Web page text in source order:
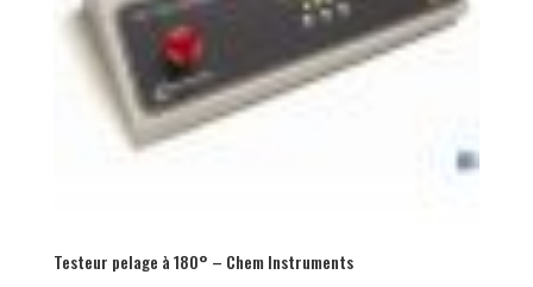
Testeur pelage à 180° – Chem Instruments